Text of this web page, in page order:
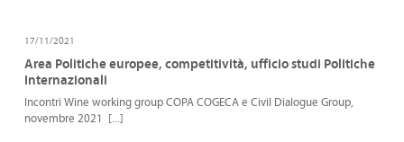
17/11/2021
Area Politiche europee, competitività, ufficio studi Politiche
Internazionali
Incontri Wine working group COPA COGECA e Civil Dialogue Group,
novembre 2021 [...]